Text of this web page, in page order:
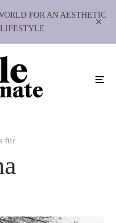
FOR AN AESTHETIC
für